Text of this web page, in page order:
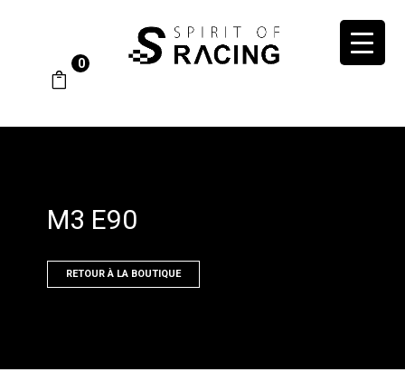
0
M3 E90
RETOUR À LA BOUTIQUE